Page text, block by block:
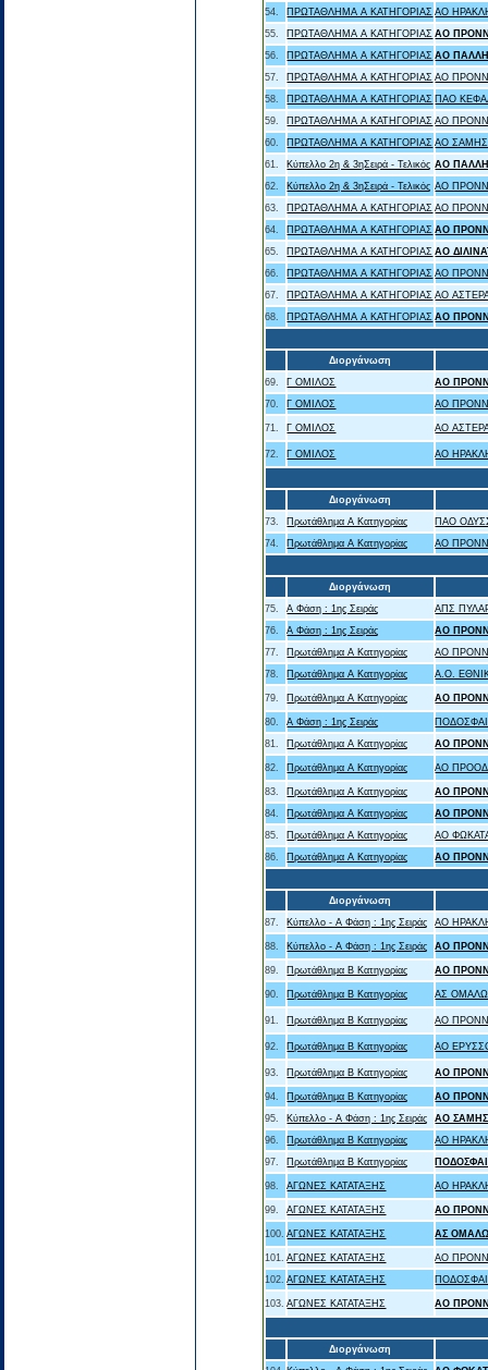
54. ΠΡΩΤΑΘΛΗΜΑ Α ΚΑΤΗΓΟΡΙΑΣ ΑΟ
55.
ΠΡΩΤΑΘΛΗΜΑ Α ΚΑΤΗΓΟΡΙΑΣ ΑΟ
56.
ΠΡΩΤΑΘΛΗΜΑ Α ΚΑΤΗΓΟΡΙΑΣ ΑΟ
57.
ΠΡΩΤΑΘΛΗΜΑ Α ΚΑΤΗΓΟΡΙΑΣ ΑΟ
58.
ΠΡΩΤΑΘΛΗΜΑ Α ΚΑΤΗΓΟΡΙΑΣ ΠΑΟ
59.
ΠΡΩΤΑΘΛΗΜΑ Α ΚΑΤΗΓΟΡΙΑΣ ΑΟ
60.
ΠΡΩΤΑΘΛΗΜΑ Α ΚΑΤΗΓΟΡΙΑΣ ΑΟ
61.
Κύπελλο 2η & 3ηΣειρά - Τελικός ΑΟ
62.
Κύπελλο 2η & 3ηΣειρά - Τελικός ΑΟ
63.
ΠΡΩΤΑΘΛΗΜΑ Α ΚΑΤΗΓΟΡΙΑΣ ΑΟ
64.
ΠΡΩΤΑΘΛΗΜΑ Α ΚΑΤΗΓΟΡΙΑΣ ΑΟ
65.
ΠΡΩΤΑΘΛΗΜΑ Α ΚΑΤΗΓΟΡΙΑΣ ΑΟ
66.
ΠΡΩΤΑΘΛΗΜΑ Α ΚΑΤΗΓΟΡΙΑΣ ΑΟ
67.
ΠΡΩΤΑΘΛΗΜΑ Α ΚΑΤΗΓΟΡΙΑΣ ΑΟ
68.
ΠΡΩΤΑΘΛΗΜΑ Α ΚΑΤΗΓΟΡΙΑΣ ΑΟ
Διοργάνωση
69.
Γ ΟΜΙΛΟΣ
ΑΟ
70.
Γ ΟΜΙΛΟΣ ΑΟ
71. Γ ΟΜΙΛΟΣ ΑΟ
72. Γ ΟΜΙΛΟΣ ΑΟ
Διοργάνωση
73.
Πρωτάθλημα Α Κατηγορίας
ΠΑΟ
74.
Πρωτάθλημα Α Κατηγορίας ΑΟ
Διοργάνωση
75.
Α Φάση : 1ης Σειράς
ΑΠΣ
76.
Α Φάση : 1ης Σειράς
ΑΟ
77.
Πρωτάθλημα Α Κατηγορίας
ΑΟ
78.
Πρωτάθλημα Α Κατηγορίας A.O.
79. Πρωτάθλημα Α Κατηγορίας ΑΟ
80. Α Φάση : 1ης Σειράς
81.
Πρωτάθλημα Α Κατηγορίας ΑΟ
82. Πρωτάθλημα Α Κατηγορίας ΑΟ
83. Πρωτάθλημα Α Κατηγορίας
ΑΟ
84.
Πρωτάθλημα Α Κατηγορίας
ΑΟ
85.
Πρωτάθλημα Α Κατηγορίας
ΑΟ
86.
Πρωτάθλημα Α Κατηγορίας ΑΟ
Διοργάνωση
87.
Κύπελλο - Α Φάση : 1ης Σειράς ΑΟ
88. Κύπελλο - Α Φάση : 1ης Σειράς ΑΟ
89. Πρωτάθλημα Β Κατηγορίας ΑΟ
90. Πρωτάθλημα Β Κατηγορίας ΑΣ
91. Πρωτάθλημα Β Κατηγορίας ΑΟ
92. Πρωτάθλημα Β Κατηγορίας ΑΟ
93. Πρωτάθλημα Β Κατηγορίας ΑΟ
94. Πρωτάθλημα Β Κατηγορίας
ΑΟ
95.
Κύπελλο - Α Φάση : 1ης Σειράς
ΑΟ ΣΑΜΗΣ
96.
Πρωτάθλημα Β Κατηγορίας
ΑΟ
97.
Πρωτάθλημα Β Κατηγορίας
98. ΑΓΩΝΕΣ ΚΑΤΑΤΑΞΗΣ ΑΟ
99. ΑΓΩΝΕΣ ΚΑΤΑΤΑΞΗΣ ΑΟ
100. ΑΓΩΝΕΣ ΚΑΤΑΤΑΞΗΣ ΑΣ
101. ΑΓΩΝΕΣ ΚΑΤΑΤΑΞΗΣ
ΑΟ
102. ΑΓΩΝΕΣ ΚΑΤΑΤΑΞΗΣ
103. ΑΓΩΝΕΣ ΚΑΤΑΤΑΞΗΣ ΑΟ
Διοργάνωση